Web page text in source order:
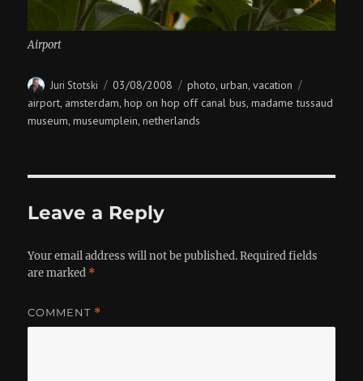
Airport
Author
Juri Stotski
Posted
on
03/08/2008 Categories
photo,urban,vacation
airport, amsterdam,hop on hop off canal bus,madame tussaud
museum,museumplein,netherlands
Leave a Reply
Your email address will not be published. Required fields
are marked *
COMMENT *